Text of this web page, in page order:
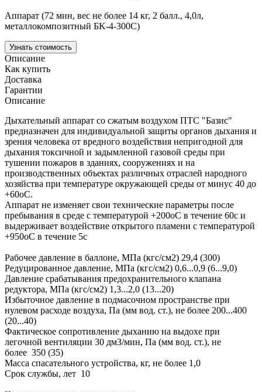
Аппарат (72 мин, вес не более 14 кг, 2 балл., 4,0л,
металлокомпозитный БK-4-300С)
Узнать стоимость
Описание
Как купить
Доставка
Гарантии
Описание
Дыхательный аппарат со сжатым воздухом ПТС "Базис"
предназначен для индивидуальной защиты органов дыхания и
зрения человека от вредного воздействия непригодной для
дыхания токсичной и задымленной газовой среды при
тушении пожаров в зданиях, сооружениях и на
производственных объектах различных отраслей народного
хозяйства при температуре окружающей среды от минус 40 до
+60oС.
Аппарат не изменяет свои технические параметры после
пребывания в среде с температурой +200oС в течение 60с и
выдерживает воздействие открытого пламени с температурой
+950oС в течение 5с
Рабочее давление в баллоне, МПа (кгс/см2) 29,4 (300)
Редуцированное давление, МПа (кгс/см2) 0,6...0,9 (6...9,0)
Давление срабатывания предохранительного клапана
редуктора, МПа (кгс/см2) 1,3...2,0 (13...20)
Избыточное давление в подмасочном пространстве при
нулевом расходе воздуха, Па (мм вод. ст.), не более 200...400
(20...40)
Фактическое сопротивление дыханию на выдохе при
легочной вентиляции 30 дм3/мин, Па (мм вод. ст.), не
более 350 (35)
Масса спасательного устройства, кг, не более 1,0
Срок службы, лет 10